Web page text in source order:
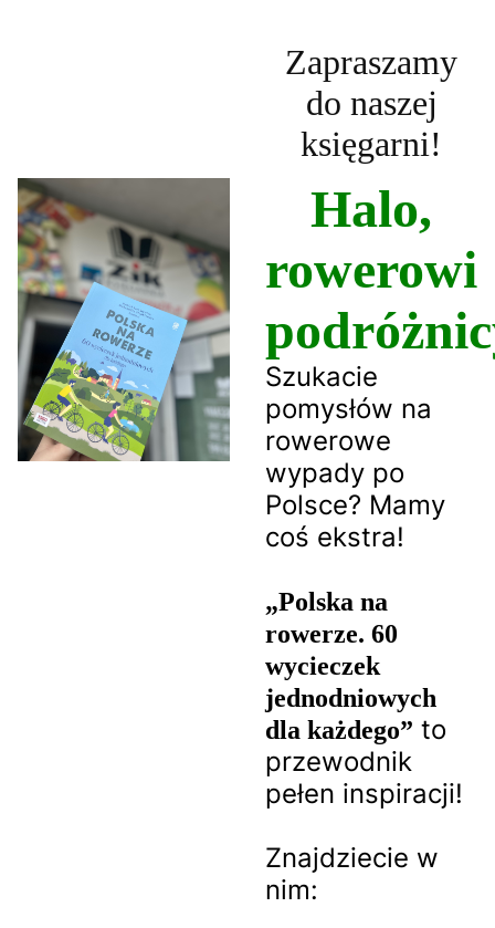
Zapraszamy
do naszej
księgarni!
Halo,
rowerowi
Szukacie
pomysłów na
rowerowe
wypady po
Polsce? Mamy
coś ekstra!
„Polska na
rowerze. 60
wycieczek
jednodniowych
dla każdego” to
przewodnik
pełen inspiracji!
Znajdziecie w
nim: